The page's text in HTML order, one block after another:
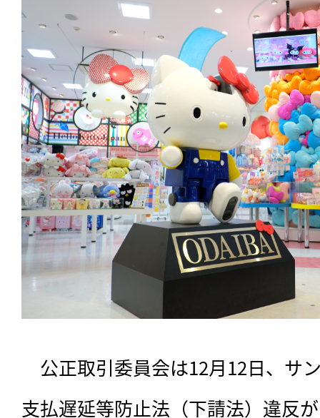
公正取引委員会は12月12日、サ
支払遅延等防止法（下請法）違反